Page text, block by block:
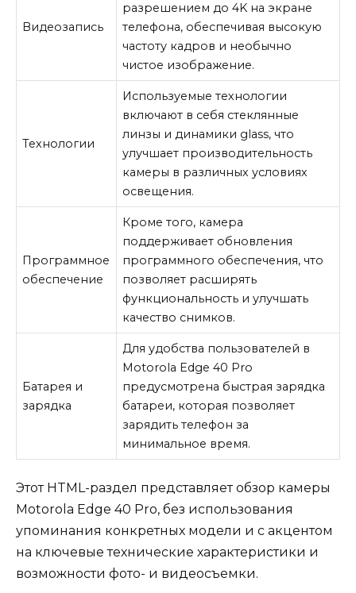
Видеозапись
разрешением до 4K на экране
телефона, обеспечивая высокую
частоту кадров и необычно
чистое изображение.
Технологии
Используемые технологии
включают в себя стеклянные
линзы и динамики glass, что
улучшает производительность
камеры в различных условиях
освещения.
Программное
обеспечение
Кроме того, камера
поддерживает обновления
программного обеспечения, что
позволяет расширять
функциональность и улучшать
качество снимков.
Батарея и
зарядка
Для удобства пользователей в
Motorola Edge 40 Pro
предусмотрена быстрая зарядка
батареи, которая позволяет
зарядить телефон за
минимальное время.
Этот HTML-раздел представляет обзор камеры
Motorola Edge 40 Pro, без использования
упоминания конкретных модели и с акцентом
на ключевые технические характеристики и
возможности фото- и видеосъемки.